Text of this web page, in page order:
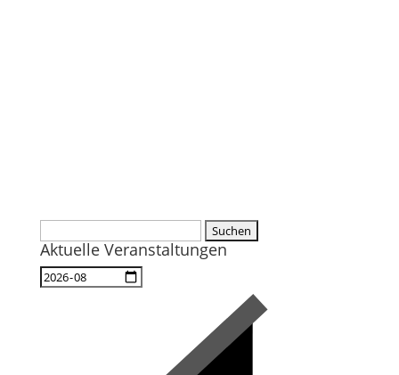
nach:
Aktuelle Veranstaltungen